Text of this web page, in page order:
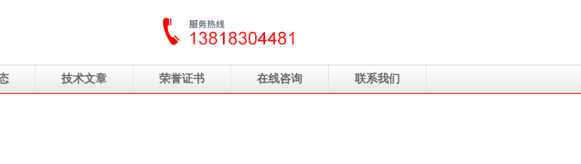
技术文章 荣誉证书 在线咨询 联系我们